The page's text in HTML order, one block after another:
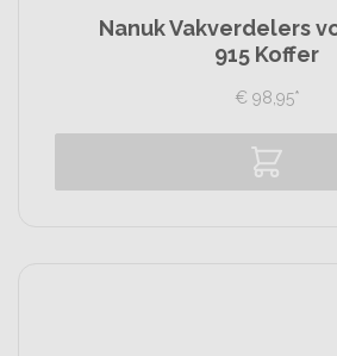
Nanuk Vakverdelers
915 Koffer
€ 98, 95*